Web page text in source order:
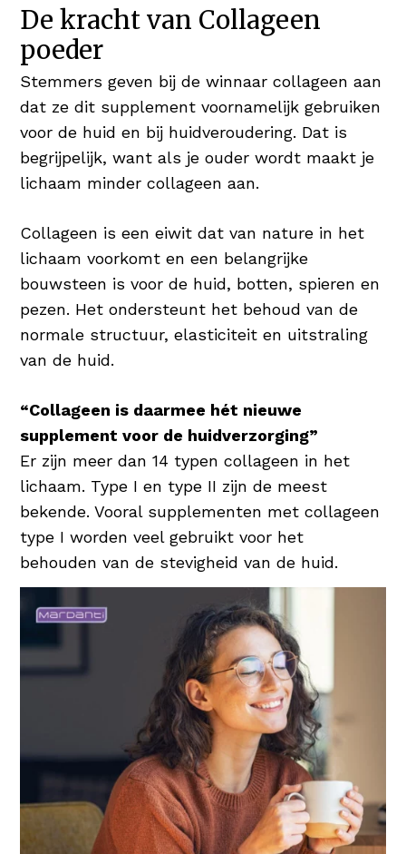
sterk en in topconditie Wie wil er nu niet
vol & glanzend haar 😉
Koper voor Pigmentatie
Koper is een nuttig mineraal en heeft een
positief resultaat op huid en haar. Koper
bevordert de normale pigmentatie van de
Hyaluronzuur als Vochtinbrenger
Hyaluronzuur is booming! Verschillende
verzorgingsproducten bieden het
geweldige bestandsdeel aan in serums
en/of daghydratatie. Hyaluronzuur is een
keer zijn gewicht in water kan dragen,
waardoor de huid wordt gehydrateerd en
beschermd. Een uitstekende
vochtinbrenger dus voor elke huidconditie!
De kracht van Collageen
poeder
Stemmers geven bij de winnaar collageen aan
dat ze dit supplement voornamelijk gebruiken
voor de huid en bij huidveroudering. Dat is
begrijpelijk, want als je ouder wordt maakt je
lichaam minder collageen aan.
Collageen is een eiwit dat van nature in het
lichaam voorkomt en een belangrijke
bouwsteen is voor de huid, botten, spieren en
pezen. Het ondersteunt het behoud van de
normale structuur, elasticiteit en uitstraling
van de huid.
“Collageen is daarmee hét nieuwe
supplement voor de huidverzorging”
Er zijn meer dan 14 typen collageen in het
lichaam. Type I en type II zijn de meest
bekende. Vooral supplementen met collageen
type I worden veel gebruikt voor het
behouden van de stevigheid van de huid.